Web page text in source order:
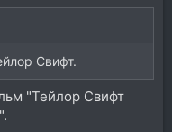
Свифт.
"Тейлор Свифт